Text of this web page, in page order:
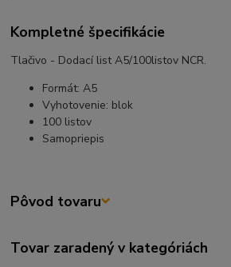
Kompletné špecifikácie
Tlačivo - Dodací list A5/100listov NCR.
Formát: A5
Vyhotovenie: blok
100 listov
Samopriepis
Pôvod tovaru
Tovar zaradený v kategóriách